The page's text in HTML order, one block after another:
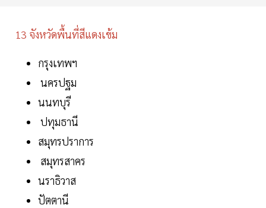
13 จังหวัดพื้นที่สีแดงเข้ม
กรุงเทพฯ
นครปฐม
นนทบุรี
ปทุมธานี
สมุทรปราการ
สมุทรสาคร
นราธิวาส
ปัตตานี